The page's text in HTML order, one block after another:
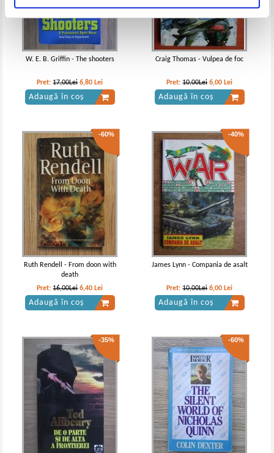
W. E. B. Griffin - The shooters
Pret:17,00Lei 6,80 Lei
Adaugă în coș
Craig Thomas - Vulpea de foc
Pret:10,00Lei 6,00 Lei
Adaugă în coș
-60%
Ruth Rendell - From doon with
death
Pret:16,00Lei 6,40 Lei
Adaugă în coș
-40%
James Lynn - Compania de asalt
Pret:10,00Lei 6,00 Lei
Adaugă în coș
-35% -60%